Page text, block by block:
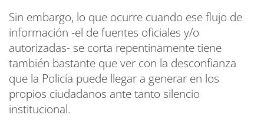
Sin embargo, lo que ocurre cuando ese flujo de
información -el de fuentes oficiales y/o
autorizadas- se corta repentinamente tiene
también bastante que ver con la desconfianza
que la Policía puede llegar a generar en los
propios ciudadanos ante tanto silencio
institucional.